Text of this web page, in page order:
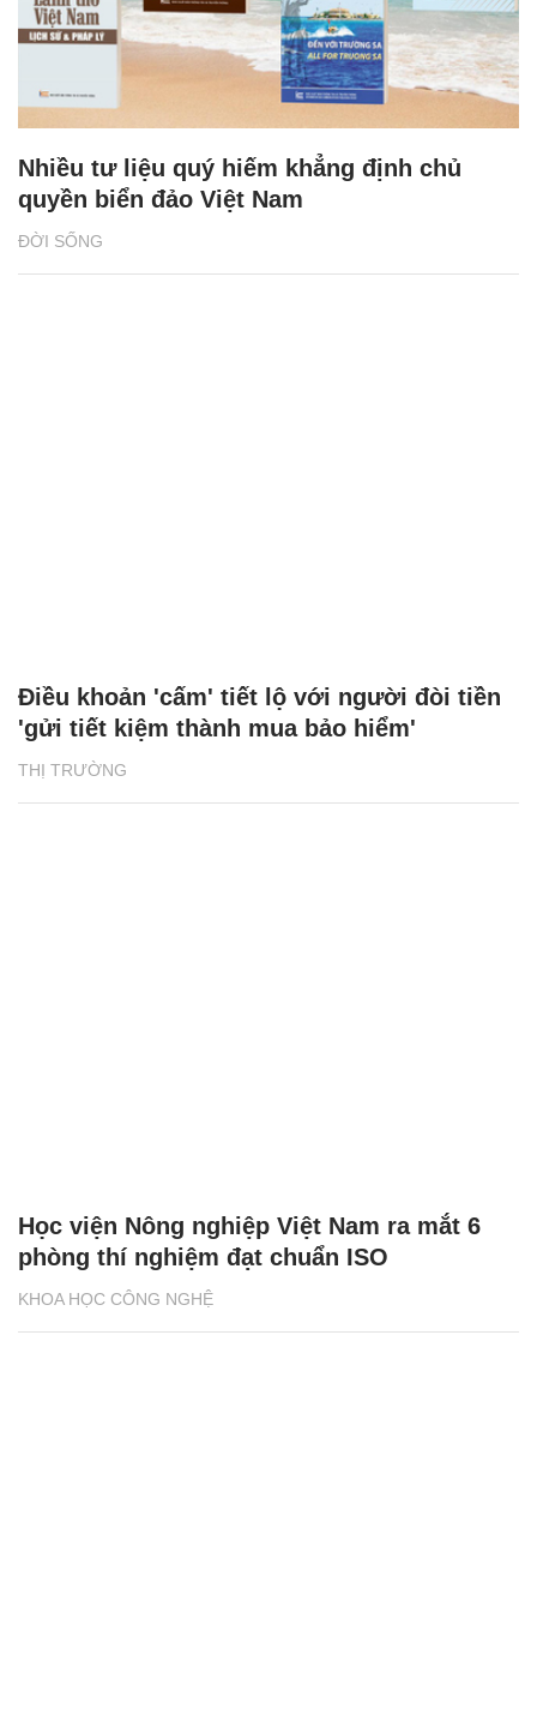
ĐỜI SỐNG
Nhiều tư liệu quý hiếm khẳng định chủ
quyền biển đảo Việt Nam
THỊ TRƯỜNG
Điều khoản 'cấm' tiết lộ với người đòi tiền
'gửi tiết kiệm thành mua bảo hiểm'
KHOA HỌC CÔNG NGHỆ
Học viện Nông nghiệp Việt Nam ra mắt 6
phòng thí nghiệm đạt chuẩn ISO